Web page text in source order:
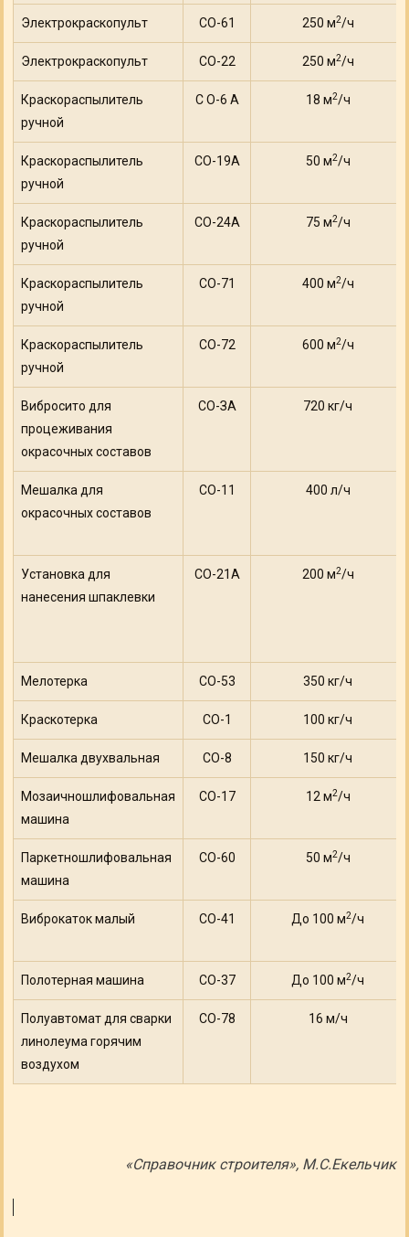
Электрокраскопульт СО-61 250 м2/ч
Электрокраскопульт СО-22 250 м2/ч
Краскораспылитель
ручной
С О-6 А 18 м2/ч
Краскораспылитель
ручной
СО-19А 50 м2/ч
Краскораспылитель
ручной
СО-24А 75 м2/ч
Краскораспылитель
ручной
СО-71 400 м2/ч
Краскораспылитель
ручной
СО-72 600 м2/ч
Вибросито для
процеживания
окрасочных составов
СО-ЗА 720 кг/ч
Мешалка для
окрасочных составов
СО-11 400 л/ч
Установка для
нанесения шпаклевки
СО-21А 200 м2/ч
Мелотерка СО-53 350 кг/ч
Краскотерка СО-1 100 кг/ч
Мешалка двухвальная СО-8 150 кг/ч
Мозаичношлифовальная
машина
СО-17 12 м2/ч
Паркетношлифовальная
машина
СО-60 50 м2/ч
Виброкаток малый СО-41 До 100 м2/ч
Полотерная машина СО-37 До 100 м2/ч
Полуавтомат для сварки
линолеума горячим
воздухом
СО-78 16 м/ч
«Справочник строителя», М.С.Екельчик